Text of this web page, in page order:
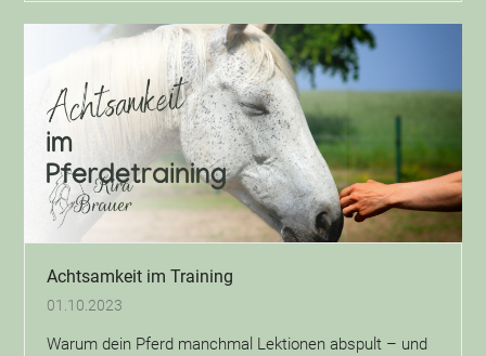
Achtsamkeit im Training
01.10.2023
Warum dein Pferd manchmal Lektionen abspult – und